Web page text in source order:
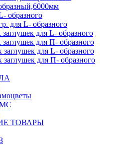
образного
для L- образного
для L- образного
для П- образного
для L- образного
для П- образного
ТОВАРЫ